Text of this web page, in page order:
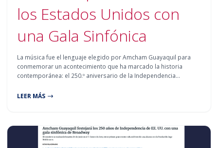
los Estados Unidos con
una Gala Sinfónica
La música fue el lenguaje elegido por Amcham Guayaquil para
conmemorar un acontecimiento que ha marcado la historia
contemporánea: el 250.º aniversario de la Independencia…
LEER MÁS